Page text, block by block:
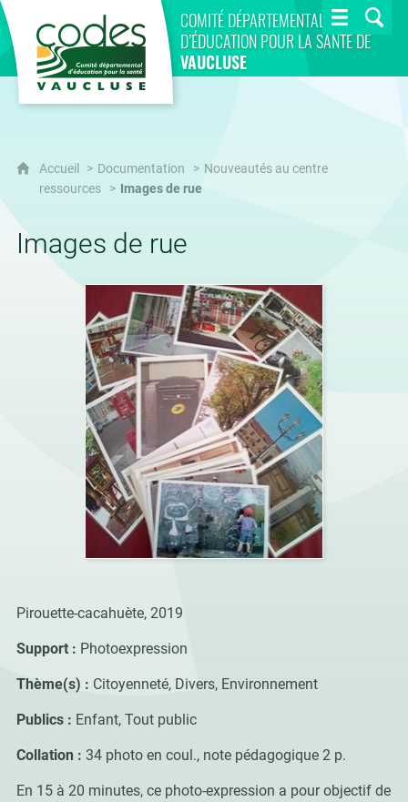
COMITÉ DÉPARTEMENTAL
D’ÉDUCATION POUR LA SANTÉ DE
VAUCLUSE
CoDES 84
Accueil Documentation
Nouveautés au centre
ressources
Images de rue
Images de rue
Pirouette-cacahuète, 2019
Support : Photoexpression
Thème(s) : Citoyenneté, Divers, Environnement
Publics : Enfant, Tout public
Collation : 34 photo en coul., note pédagogique 2 p.
En 15 à 20 minutes, ce photo-expression a pour objectif de